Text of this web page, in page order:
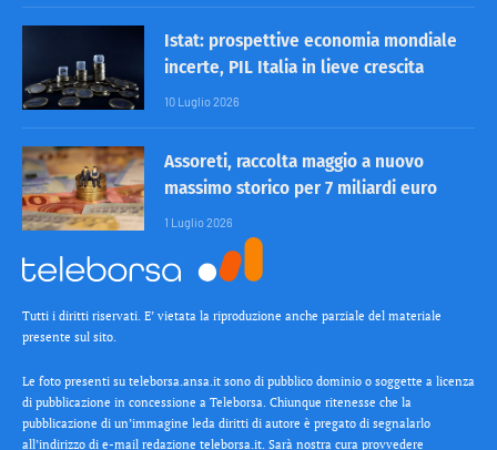
Istat: prospettive economia mondiale
incerte, PIL Italia in lieve crescita
10 Luglio 2026
Assoreti, raccolta maggio a nuovo
massimo storico per 7 miliardi euro
1 Luglio 2026
Tutti i diritti riservati. E’ vietata la riproduzione anche parziale del materiale
presente sul sito.
Le foto presenti su teleborsa.ansa.it sono di pubblico dominio o soggette a licenza
di pubblicazione in concessione a Teleborsa. Chiunque ritenesse che la
pubblicazione di un’immagine leda diritti di autore è pregato di segnalarlo
all’indirizzo di e-mail redazione teleborsa.it. Sarà nostra cura provvedere